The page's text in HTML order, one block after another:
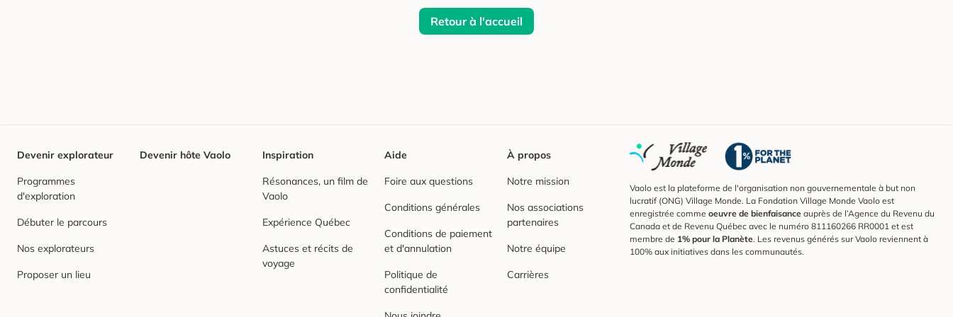
Retour à l'accueil
Devenir explorateur
Programmes
d'exploration
Débuter le parcours
Nos explorateurs
Proposer un lieu
Devenir hôte Vaolo Inspiration
Résonances, un film de
Vaolo
Expérience Québec
Astuces et récits de
voyage
Aide
Foire aux questions
Conditions générales
Conditions de paiement
et d'annulation
Politique de
confidentialité
À propos
Notre mission
Nos associations
partenaires
Notre équipe
Carrières
Vaolo est la plateforme de l'organisation non gouvernementale à but non
lucratif (ONG) Village Monde. La Fondation Village Monde Vaolo est
enregistrée comme oeuvre de bienfaisance auprès de l’Agence du Revenu du
Canada et de Revenu Québec avec le numéro 811160266 RR0001 et est
membre de 1% pour la Planète. Les revenus générés sur Vaolo reviennent à
100% aux initiatives dans les communautés.